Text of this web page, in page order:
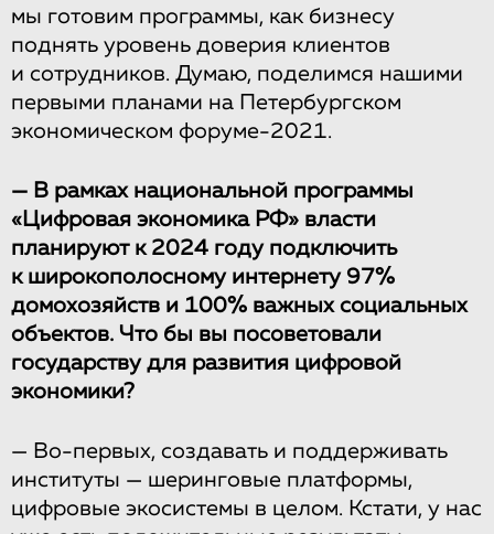
мы готовим программы, как бизнесу
поднять уровень доверия клиентов
и сотрудников. Думаю, поделимся нашими
первыми планами на Петербургском
экономическом форуме-2021.
— В рамках национальной программы
«Цифровая экономика РФ» власти
планируют к 2024 году подключить
к широкополосному интернету 97%
домохозяйств и 100% важных социальных
объектов. Что бы вы посоветовали
государству для развития цифровой
экономики?
— Во-первых, создавать и поддерживать
институты — шеринговые платформы,
цифровые экосистемы в целом. Кстати, у нас